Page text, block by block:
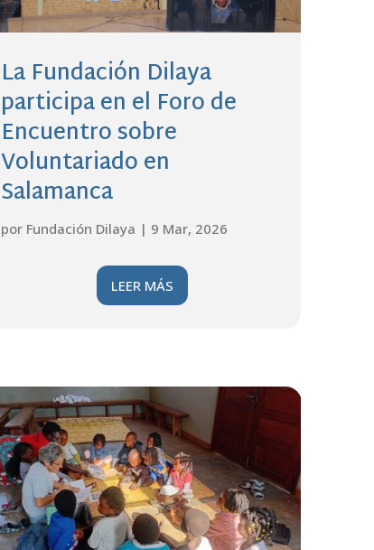
La Fundación Dilaya
participa en el Foro de
Encuentro sobre
Voluntariado en
Salamanca
por Fundación Dilaya | 9 Mar, 2026
LEER MÁS